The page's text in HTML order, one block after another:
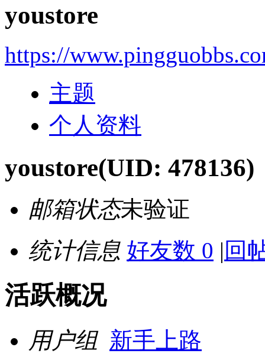
youstore
https://
主题
个人资料
youstore(UID: 478136)
邮箱状态未验证
统计信息 好友数 0 | 回
活跃概况
用户组 新手上路